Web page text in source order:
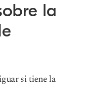
la
si tiene la